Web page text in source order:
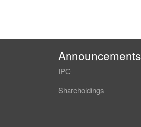
Announcements
IPO
Shareholdings